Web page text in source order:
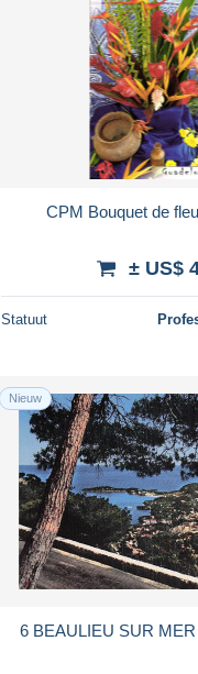
CPM Bouquet de
± US$
Statuut
Nieuw
6 BEAULIEU SUR